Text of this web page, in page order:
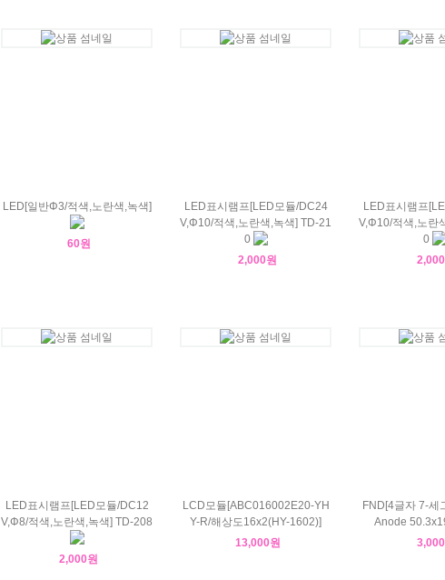
LED[일반Φ3 /적색,노란색,녹색]
60원
LED표시램프[LED모듈/DC24
V,Φ10/적색,노란색,녹색] TD-21
0
2,000원
LED표시램프
V,Φ10/적색,노란
0
LED표시램프[LED모듈/DC12
V,Φ8/적색,노란색,녹색] TD-208
2,000원
LCD모듈[ABC016002E20-YH
Y-R/해상도16x2(HY-1602)]
13,000원
FND[4글자 7-세
Anode